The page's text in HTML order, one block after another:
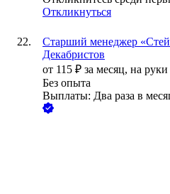
Откликнуться
Старший менеджер
Декабристов
от 115 ₽ за месяц, на руки
Без опыта
Выплаты: Два раза в